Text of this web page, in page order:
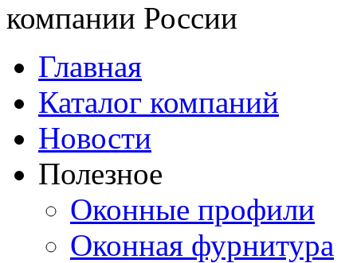
компании России
Главная
Каталог компаний
Новости
Полезное
Оконные профили
Оконная фурнитура